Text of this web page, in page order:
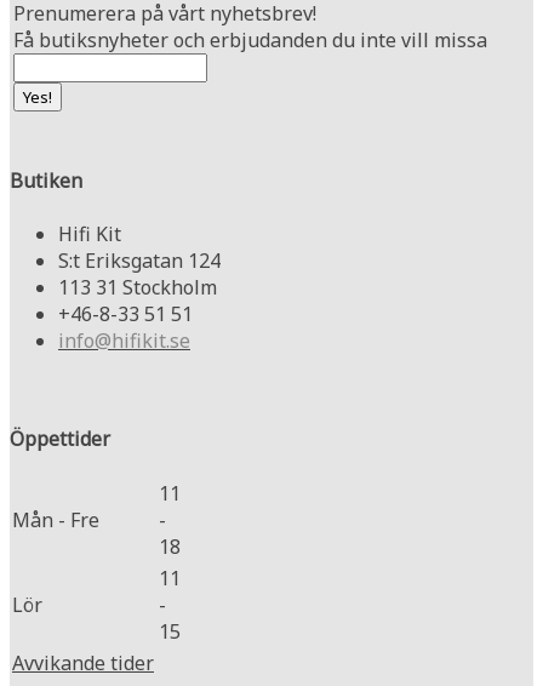
Prenumerera på vårt nyhetsbrev!
Få butiksnyheter och erbjudanden du inte vill missa
Butiken
Hifi Kit
S:t Eriksgatan 124
113 31 Stockholm
+46-8-33 51 51
info@hifikit.se
Öppettider
Mån - Fre
11
-
18
Lör
11
-
15
Avvikande tider